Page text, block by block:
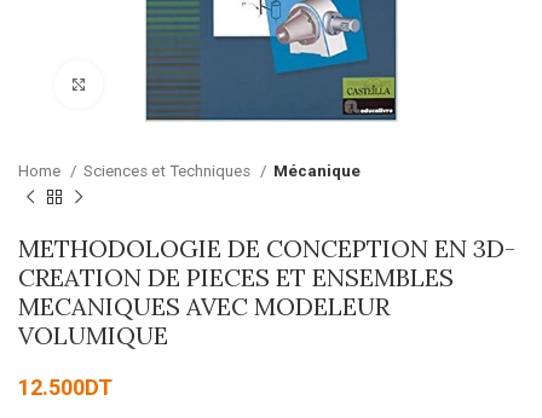
Click to enlarge
Home Sciences et Techniques Mécanique
METHODOLOGIE DE CONCEPTION EN 3D-
CREATION DE PIECES ET ENSEMBLES
MECANIQUES AVEC MODELEUR
VOLUMIQUE
12.500DT